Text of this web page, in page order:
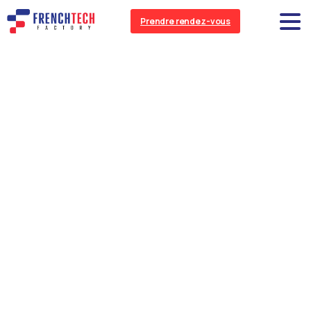
Prendre rendez-vous